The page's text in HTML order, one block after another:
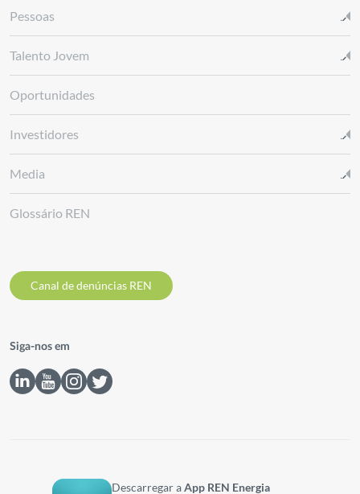
Pessoas
Talento Jovem
Oportunidades
Investidores
Media
Glossário REN
Canal de denúncias REN
Siga-nos em
Descarregar aApp REN Energia